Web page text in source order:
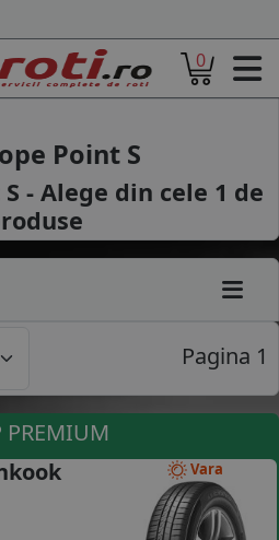
AUTO
COMPANII
0
Point S
- Alege din cele 1 de
Pagina 1
PREMIUM
Vara